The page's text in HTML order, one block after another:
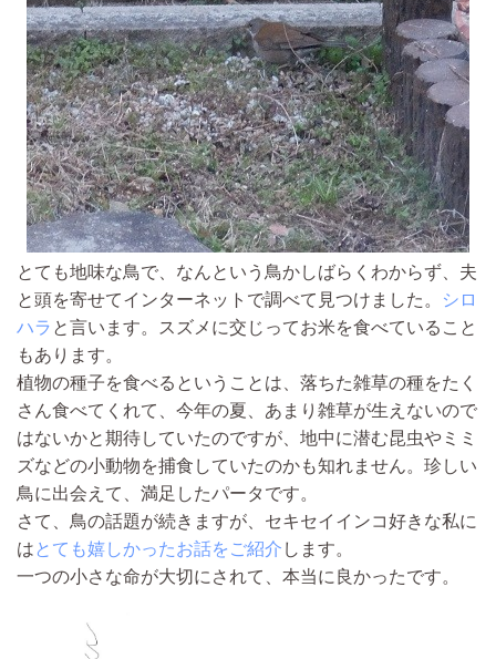
とても地味な鳥で、なんという鳥かしばらくわからず、夫
と頭を寄せてインターネットで調べて見つけました。
シロ
ハラ と言います。スズメに交じってお米を食べていること
もあります。
植物の種子を食べるということは、落ちた雑草の種をたく
さん食べてくれて、今年の夏、あまり雑草が生えないので
はないかと期待していたのですが、地中に潜む昆虫やミミ
ズなどの小動物を捕食していたのかも知れません。珍しい
鳥に出会えて、満足したパータです。
さて、鳥の話題が続きますが、セキセイインコ好きな私に
は とても嬉しかったお話をご紹介 します。
一つの小さな命が大切にされて、本当に良かったです。